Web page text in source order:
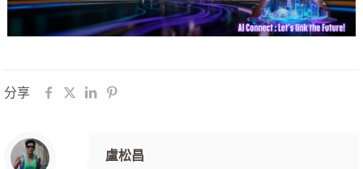
分享
盧松昌